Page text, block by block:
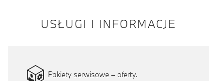
USŁUGI I INFORMACJE
Pakiety serwisowe – oferty.